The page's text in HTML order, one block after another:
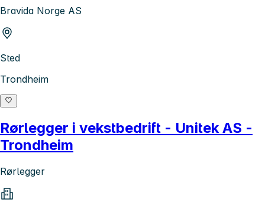
Bravida Norge AS
Sted
Trondheim
Rørlegger i vekstbedrift - Unitek AS -
Trondheim
Rørlegger